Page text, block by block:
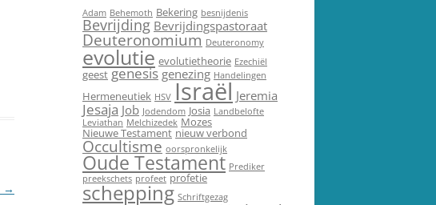
→
Adam Behemoth Bekering besnijdenis
Bevrijding Bevrijdingspastoraat
Deuteronomium Deuteronomy
evolutie evolutietheorie Ezechiël
geest genesis genezing Handelingen
Hermeneutiek HSV Israël Jeremia
Jesaja Job Jodendom Josia Landbelofte
Leviathan Melchizedek Mozes
Nieuwe Testament nieuw verbond
Occultisme oorspronkelijk
Oude Testament Prediker
preekschets profeet profetie
schepping Schriftgezag